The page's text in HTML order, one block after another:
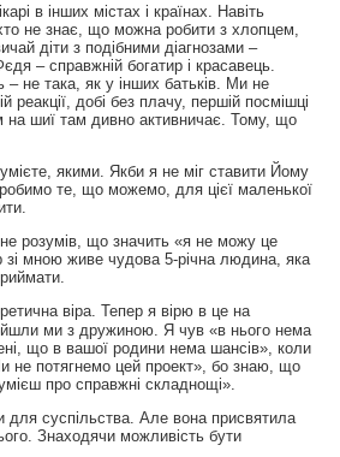
в інших містах і країнах. Навіть
не знає, що можна робити з хлопцем,
діти з подібними діагнозами –
– справжній богатир і красавець.
не така, як у інших батьків. Ми не
добі без плачу, першій посмішці
на шиї там дивно активничає. Тому, що
якими. Якби я не міг ставити Йому
те, що можемо, для цієї маленької
розумів, що значить «я не можу це
зі мною живе чудова 5-річна людина, яка
віра. Тепер я вірю в це на
ми з дружиною. Я чув «в нього нема
що в вашої родини нема шансів», коли
не потягнемо цей проект», бо знаю, що
про справжні складнощі».
для суспільства. Але вона присвятила
Знаходячи можливість бути